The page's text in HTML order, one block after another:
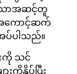
ာအဆင့်တူ
အကောင့်ဆက်
ပ်ပါသည်။
းကို သင်
ကိုနှိပ်ပြီး